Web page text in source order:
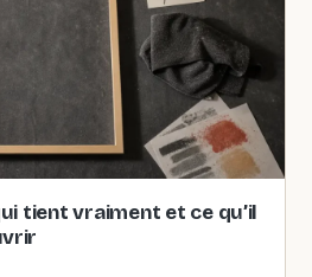
tient vraiment et ce qu’il